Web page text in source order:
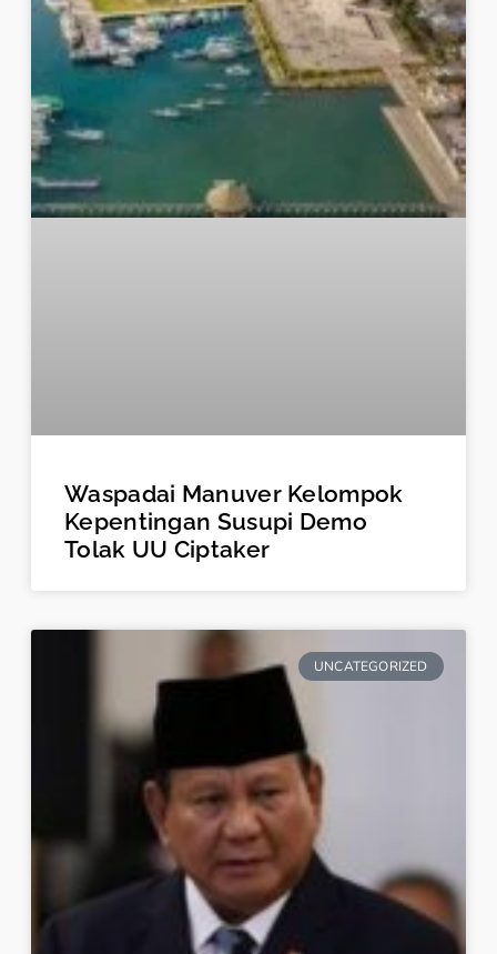
Waspadai Manuver Kelompok
Kepentingan Susupi Demo
Tolak UU Ciptaker
UNCATEGORIZED